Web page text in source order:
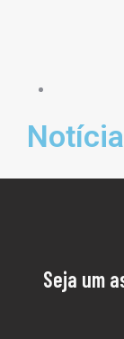
Seja um